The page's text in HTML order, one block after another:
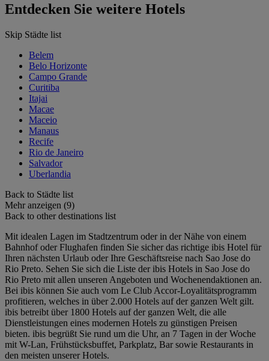
Entdecken Sie weitere Hotels
Skip Städte list
Belem
Belo Horizonte
Campo Grande
Curitiba
Itajai
Macae
Maceio
Manaus
Recife
Rio de Janeiro
Salvador
Uberlandia
Back to Städte list
Mehr anzeigen (9)
Back to other destinations list
Mit idealen Lagen im Stadtzentrum oder in der Nähe von einem
Bahnhof oder Flughafen finden Sie sicher das richtige ibis Hotel für
Ihren nächsten Urlaub oder Ihre Geschäftsreise nach Sao Jose do
Rio Preto. Sehen Sie sich die Liste der ibis Hotels in Sao Jose do
Rio Preto mit allen unseren Angeboten und Wochenendaktionen an.
Bei ibis können Sie auch vom Le Club Accor-Loyalitätsprogramm
profitieren, welches in über 2.000 Hotels auf der ganzen Welt gilt.
ibis betreibt über 1800 Hotels auf der ganzen Welt, die alle
Dienstleistungen eines modernen Hotels zu günstigen Preisen
bieten. ibis begrüßt Sie rund um die Uhr, an 7 Tagen in der Woche
mit W-Lan, Frühstücksbuffet, Parkplatz, Bar sowie Restaurants in
den meisten unserer Hotels.